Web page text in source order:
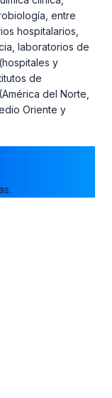
entre
hospitalarios,
laboratorios de
y
de
del Norte,
Oriente y